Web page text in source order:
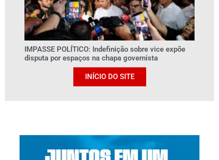
IMPASSE POLÍTICO: Indefinição sobre vice expõe
disputa por espaços na chapa governista
INÍCIO DO SITE